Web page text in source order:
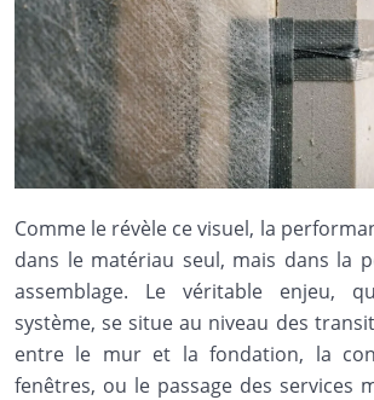
Comme le révèle ce visuel, la
dans le matériau seul, mais dans la
assemblage. Le véritable enjeu,
système, se situe au niveau des
entre le mur et la fondation, la
fenêtres, ou le passage des services